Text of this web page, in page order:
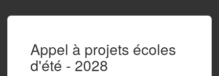
Appel à projets écoles
d'été - 2028